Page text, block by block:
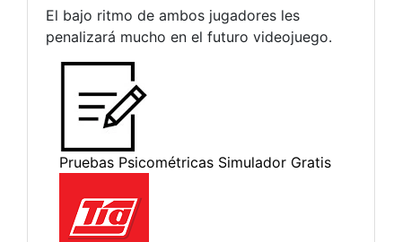
El bajo ritmo de ambos jugadores les
penalizará mucho en el futuro videojuego.